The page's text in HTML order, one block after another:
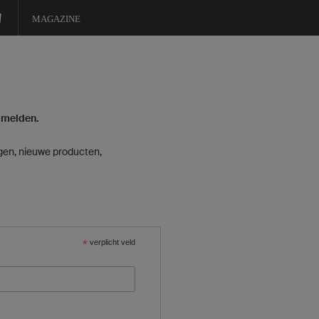
MAGAZINE
nieuwe producten,
* verplicht veld